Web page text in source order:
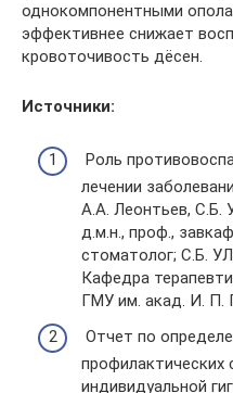
однокомпонентными
эффективнее снижает
кровоточивость дёсен.
Источники:
Роль
лечении
А.А. Леонтьев, С.Б.
д.м.н., проф.,
стоматолог; С.Б.
Кафедра
ГМУ им. акад. И. П.
Отчет по
профилактических
индивидуальной